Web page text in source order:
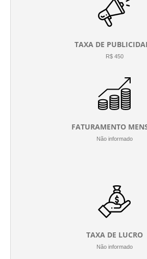
TAXA DE
R$ 450
FATURAMENTO
Não informado
TAXA DE LUCRO
Não informado